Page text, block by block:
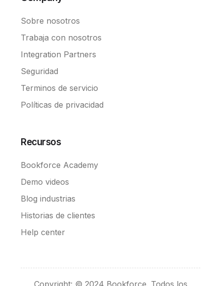
Sobre nosotros
Trabaja con nosotros
Integration Partners
Seguridad
Terminos de servicio
Políticas de privacidad
Recursos
Bookforce Academy
Demo videos
Blog industrias
Historias de clientes
Help center
Copyright: © 2024 Bookforce. Todos los